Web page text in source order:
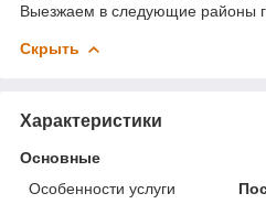
Выезжаем в следующие районы
Скрыть
Характеристики
Основные
Особенности услуги